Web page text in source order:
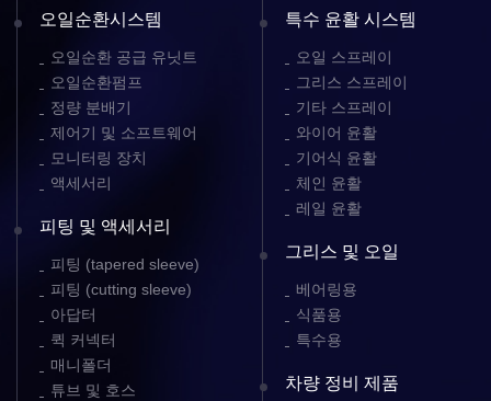
오일순환시스템
오일순환 공급 유닛트
오일순환펌프
정량 분배기
제어기 및 소프트웨어
모니터링 장치
액세서리
피팅 및 액세서리
피팅 (tapered sleeve)
피팅 (cutting sleeve)
아답터
퀵 커넥터
매니폴더
튜브 및 호스
특수 윤활 시스템
오일 스프레이
그리스 스프레이
기타 스프레이
와이어 윤활
기어식 윤활
체인 윤활
레일 윤활
그리스 및 오일
베어링용
식품용
특수용
차량 정비 제품